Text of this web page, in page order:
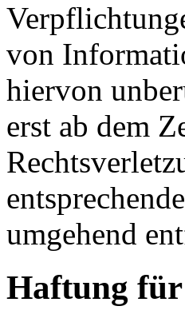
von
hiervon
erst ab dem
umgehend
Haftung